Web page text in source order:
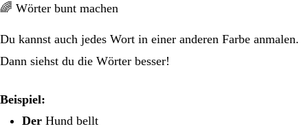
🌈 Wörter bunt machen
Du kannst auch jedes Wort in einer anderen Farbe anmalen.
Dann siehst du die Wörter besser!
Beispiel:
Der Hund bellt